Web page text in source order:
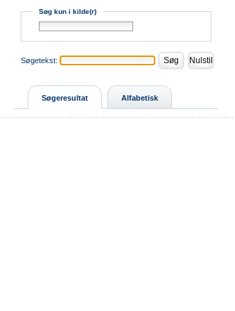
Søg kun i kilde(r)
Søgetekst:
Søgeresultat Alfabetisk